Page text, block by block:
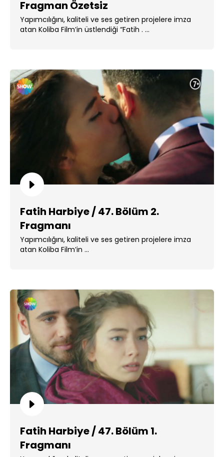
Fragman Özetsiz
Yapımcılığını, kaliteli ve ses getiren projelere imza
atan Koliba Film’in üstlendiği “Fatih . ...
Fatih Harbiye / 47. Bölüm 2.
Fragmanı
Yapımcılığını, kaliteli ve ses getiren projelere imza
atan Koliba Film’in ...
Fatih Harbiye / 47. Bölüm 1.
Fragmanı